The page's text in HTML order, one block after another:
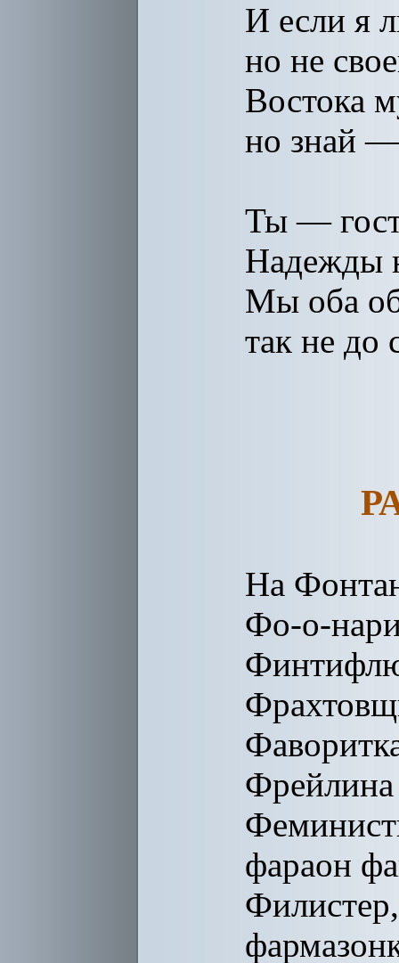
И если я
но не
Востока
но знай —
Ты —
Надежды
Мы оба
так не
На
Фо-о-
фараон